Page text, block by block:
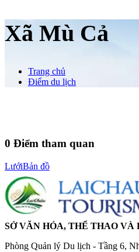
Xã Mù Cả
Trang chủ
Điểm du lịch
0 Điểm tham quan
LướiBản đồ
SỞ VĂN HÓA, THỂ THAO
Phòng Quản lý Du lịch - Tầng 6,